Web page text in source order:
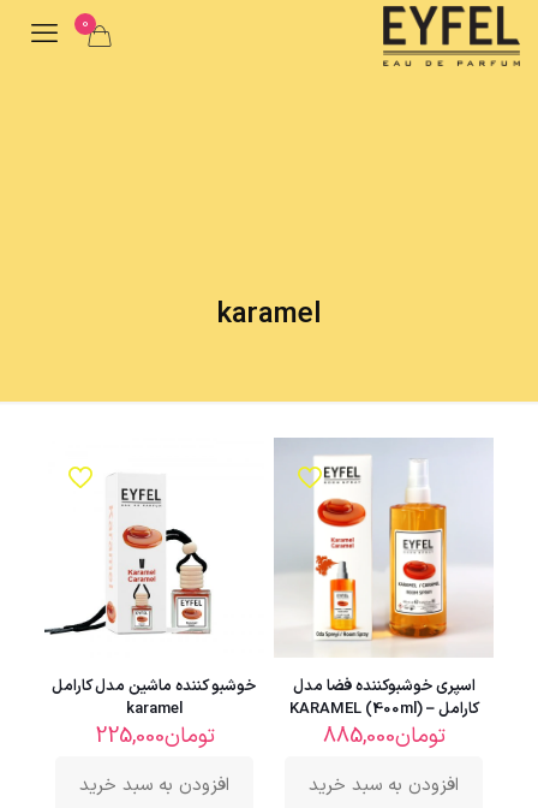
0
karamel
اسپری خوشبوکننده فضا مدل
کارامل – KARAMEL (400ml)
تومان885,000
افزودن به سبد خرید
خوشبو کننده ماشین مدل کارامل
karamel
تومان225,000
افزودن به سبد خرید